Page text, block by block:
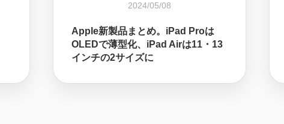
2024/05/08
Apple新製品まとめ。iPad Proは
OLEDで薄型化、iPad Airは11・13
インチの2サイズに